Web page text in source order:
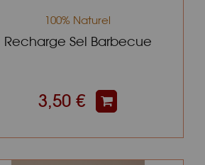
100% Naturel
Recharge Sel Barbecue
3,50 €